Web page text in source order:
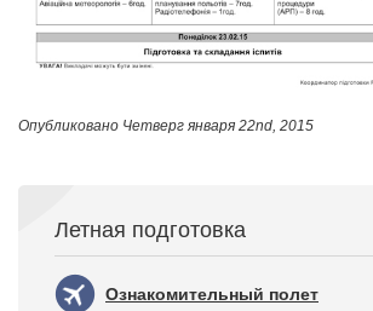
Опубликовано Четверг января 22nd, 2015
Летная подготовка
Ознакомительный полет